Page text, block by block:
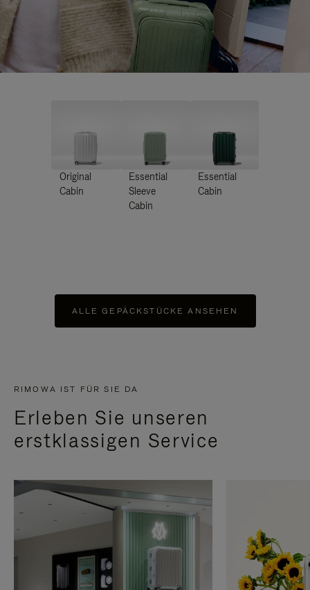
Original
Cabin
Essential
Sleeve
Cabin
Essential
Cabin
ALLE GEPÄCKSTÜCKE ANSEHEN
RIMOWA IST FÜR SIE DA
Erleben Sie unseren
erstklassigen Service